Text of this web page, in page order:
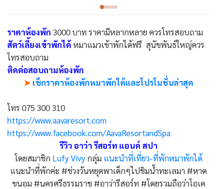
ราคาห้องพัก 3000 บาท ราคามีหลากหลาย ควรโทรสอบถาม
สัตว์เลี้ยงเข้าพักได้ หมาแมวเข้าพักได้ฟรี สุนัขพันธ์ใหญ่ควร
โทรสอบถาม
ติดต่อสอบถามห้องพัก
➤ เช็กราคาห้องพักหมาพักได้และโปรโมชั่นล่าสุด
โทร 075 300 310
https://www.aavaresort.com
https://www.facebook.com/AavaResortandSpa
รีวิว อาว่า รีสอร์ท แอนด์ สปา
โดยสมาชิก Lufy Vivy กลุ่ม แนะนำที่เที่ยว-ที่พักหมาพักได้
แนะนำที่พักค่ะ #ช่วงวันหยุดพาเด็กๆไปชิมน้ำทะเลมา #หาด
ขนอม #นครศรีธรรมราช #อาว่ารีสอร์ท #โดยรวมถือว่าโอเค